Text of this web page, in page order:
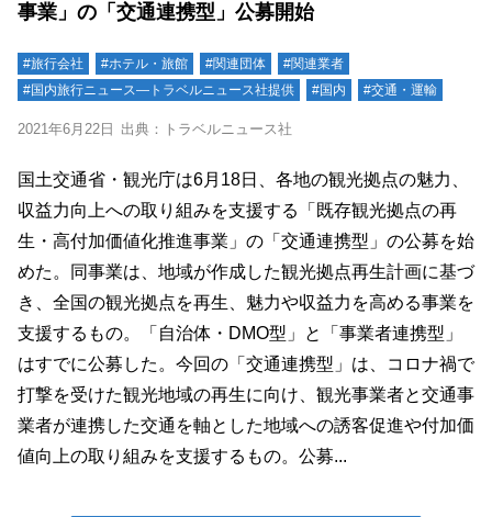
事業」の「交通連携型」公募開始
#旅行会社 #ホテル・旅館 #関連団体
#関連業者
#国内旅行ニュース―トラベルニュース社提供
#国内 #交通・運輸
2021年6月22日 出典：トラベルニュース社
国土交通省・観光庁は6月18日、各地の観光拠点の魅力、
収益力向上への取り組みを支援する「既存観光拠点の再
生・高付加価値化推進事業」の「交通連携型」の公募を始
めた。同事業は、地域が作成した観光拠点再生計画に基づ
き、全国の観光拠点を再生、魅力や収益力を高める事業を
支援するもの。「自治体・DMO型」と「事業者連携型」
はすでに公募した。今回の「交通連携型」は、コロナ禍で
打撃を受けた観光地域の再生に向け、観光事業者と交通事
業者が連携した交通を軸とした地域への誘客促進や付加価
値向上の取り組みを支援するもの。公募...